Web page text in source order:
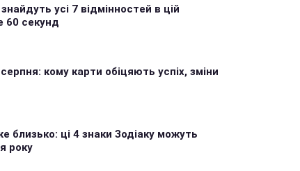
усі 7 відмінностей в цій
60 секунд
кому карти обіцяють успіх, зміни
близько: ці 4 знаки Зодіаку можуть
року